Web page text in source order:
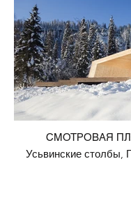
СМОТРОВАЯ
Усьвинские столбы,